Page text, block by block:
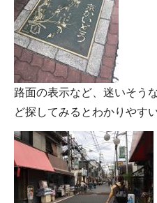
路面の表示など、迷いそう
ど探してみるとわかりやす